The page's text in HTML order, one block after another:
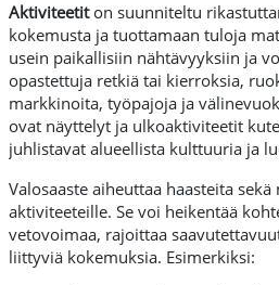
Aktiviteetiton suunniteltu
kokemusta ja tuottamaan tuloja
usein paikallisiin nähtävyyksiin ja
opastettuja retkiä tai kierroksia,
markkinoita, työpajoja ja
ovat näyttelyt ja ulkoaktiviteetit
juhlistavat alueellista kulttuuria ja
Valosaaste aiheuttaa haasteita
aktiviteeteille. Se voi heikentää
vetovoimaa, rajoittaa
liittyviä kokemuksia. Esimerkiksi: